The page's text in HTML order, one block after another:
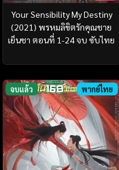
Your Sensibility My Destiny
(2021) พรหมลิขิตรักคุณชาย
เย็นชา ตอนที่ 1-24 จบ ซับไทย
จบแล้ว พากย์ไทย